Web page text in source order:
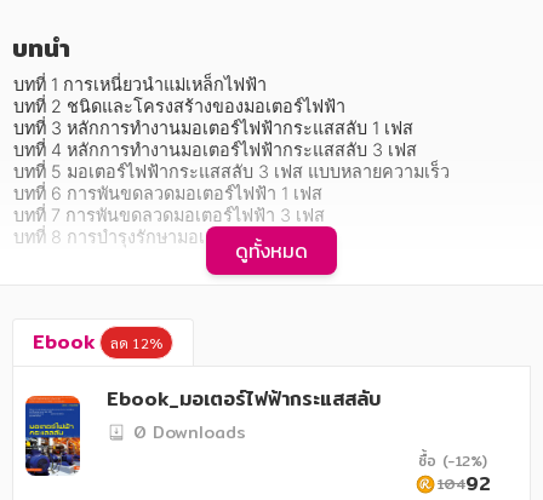
หมวดหมู่หนังสือ
อาหาร สุขภาพ การแพทย์
ศิลปะ บันเทิง กีฬา ท่องเที่ยว
สังคม วัฒนธรรม การปกครอง ศาสนาและปรัชญา
กฎหมาย สัญญา ภาษี
นิตยสาร หนังสือพิมพ์
ครอบครัว
บทนำ
บทที่ 1 การเหนี่ยวนำแม่เหล็กไฟฟ้า
บทที่ 2 ชนิดและโครงสร้างของมอเตอร์ไฟฟ้า
บทที่ 3 หลักการทำงานมอเตอร์ไฟฟ้ากระแสสลับ 1 เฟส
บทที่ 4 หลักการทำงานมอเตอร์ไฟฟ้ากระแสสลับ 3 เฟส
บทที่ 5 มอเตอร์ไฟฟ้ากระแสสลับ 3 เฟส แบบหลายความเร็ว
บทที่ 6 การพันขดลวดมอเตอร์ไฟฟ้า 1 เฟส
บทที่ 7 การพันขดลวดมอเตอร์ไฟฟ้า 3 เฟส
บทที่ 8 การบำรุงรักษามอเตอร์ไฟฟ้า
- ใบงานปฏิบัติงานมอเตอร์ไฟฟ้ากระแสสลับ
ทำขึ้นเพื่อใช้ประกอบการเรียนการสอน มีเนื้อหาตรงตามจุดประสงค์
รายวิชา ตามหลักสูตรประกาศนียบัตรวิชาชีพชั้นสูง พุทธศักราช 2556
เนื้อหาภายในมีทั้งทฤษฎีและปฏิบัติ แบ่งเป็น 8 หน่วยการเรียนรู้ เริ่ม
จาก การเหนี่ยวนำแม่เหล็กไฟฟ้า ชนิดและโครงสร้างของมอเตอร์
ไฟฟ้า หลักการทำงานมอเตอร์ไฟฟ้ากระแสสลับ 1 เฟส หลักการทำงาน
ดูทั้งหมด
Ebook ลด 12%
Ebook_มอเตอร์ไฟฟ้ากระแสสลับ
0 Downloads
ซื้อ (-12%)
10492